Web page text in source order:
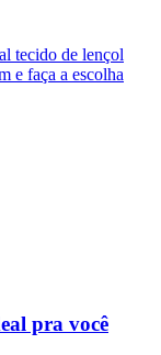
tecido de lençol
e faça a escolha
pra você